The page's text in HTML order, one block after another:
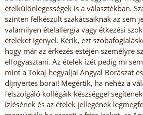
ételkülönlegességek is a választékban.
szinten felkészült szakácsaiknak az sem
valamilyen ételallergia vagy étkezési
ételeket igényel. Kérik, ezt
hogy már az érkezés estéjén személyre
elfogyasztani. Az ételek ízét pedig mi
mint a Tokaj-hegyaljai Angyal Borászat
díjnyertes borai! Megértik, ha nehéz a
felszolgáló kollégáik készséggel
ízlésének és az ételek jellegének